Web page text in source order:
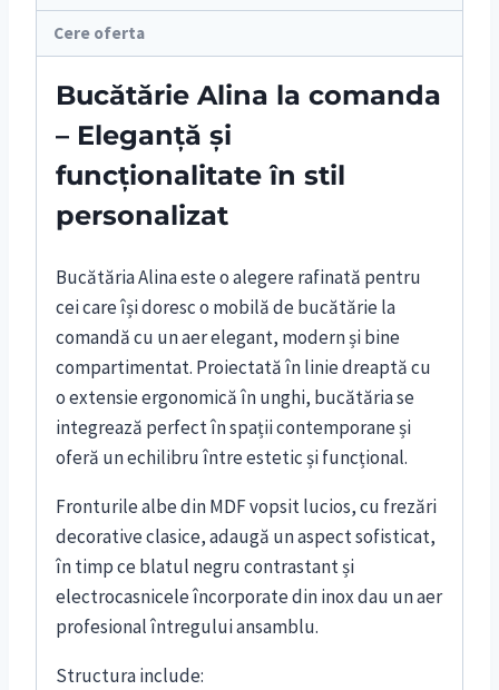
Cere oferta
Bucătărie Alina la comanda
– Eleganță și
funcționalitate în stil
personalizat
Bucătăria Alina este o alegere rafinată pentru
cei care își doresc o mobilă de bucătărie la
comandă cu un aer elegant, modern și bine
compartimentat. Proiectată în linie dreaptă cu
o extensie ergonomică în unghi, bucătăria se
integrează perfect în spații contemporane și
oferă un echilibru între estetic și funcțional.
Fronturile albe din MDF vopsit lucios, cu frezări
decorative clasice, adaugă un aspect sofisticat,
în timp ce blatul negru contrastant și
electrocasnicele încorporate din inox dau un aer
profesional întregului ansamblu.
Structura include: